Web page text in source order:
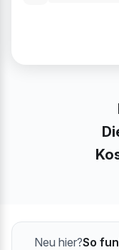
Neu hier?So